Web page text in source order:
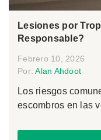
Lesiones por
Responsable?
Febrero 10, 2026
Por:Alan Ahdoot
Los riesgos
escombros en las